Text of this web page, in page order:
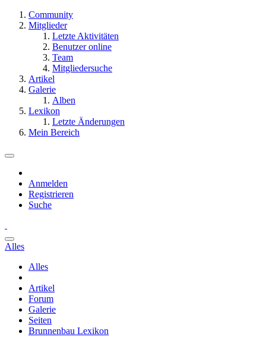
Community
Mitglieder
Letzte Aktivitäten
Benutzer online
Team
Mitgliedersuche
Artikel
Galerie
Alben
Lexikon
Letzte Änderungen
Mein Bereich
Anmelden
Registrieren
Suche
Alles
Alles
Artikel
Forum
Galerie
Seiten
Brunnenbau Lexikon